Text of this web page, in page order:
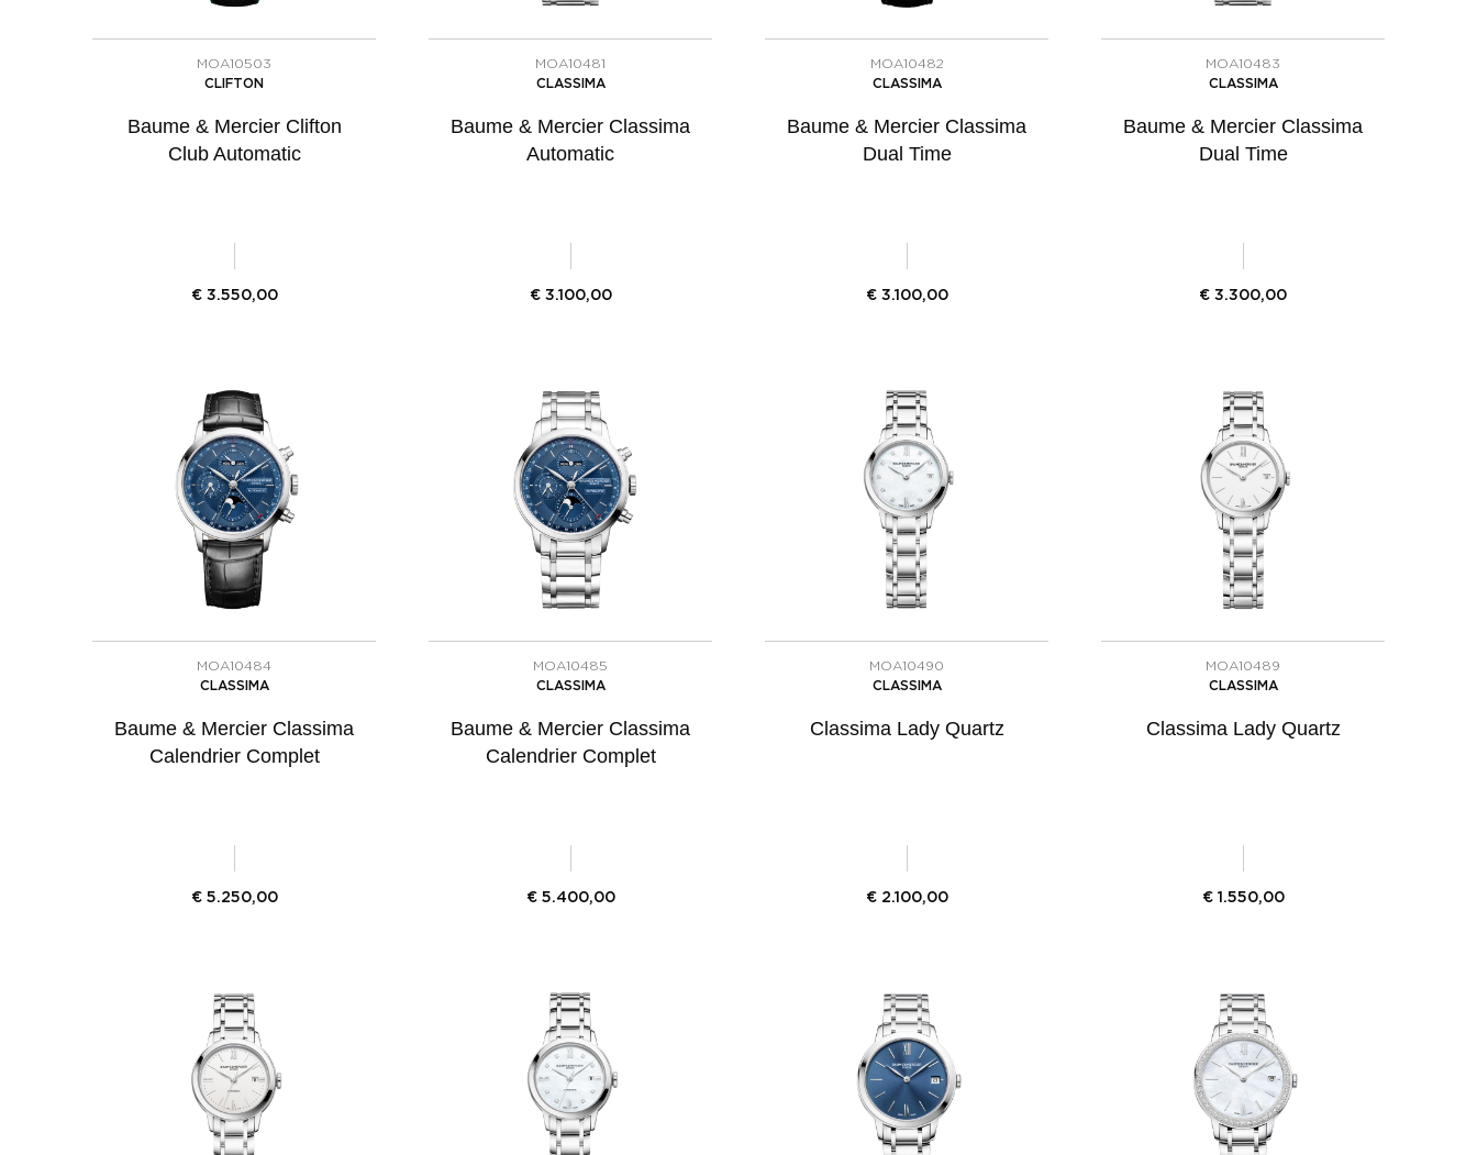
MOA10503
CLIFTON
Baume & Mercier Clifton
Club Automatic
€ 3.550,00
MOA10481
CLASSIMA
Baume & Mercier Classima
Automatic
€ 3.100,00
MOA10482
CLASSIMA
Baume & Mercier Classima
Dual Time
€ 3.100,00
MOA10483
CLASSIMA
Baume & Mercier Classima
Dual Time
€ 3.300,00
MOA10484
CLASSIMA
Baume & Mercier Classima
Calendrier Complet
€ 5.250,00
MOA10485
CLASSIMA
Baume & Mercier Classima
Calendrier Complet
€ 5.400,00
MOA10490
CLASSIMA
Classima Lady Quartz
€ 2.100,00
MOA10489
CLASSIMA
Classima Lady Quartz
€ 1.550,00